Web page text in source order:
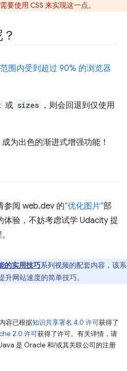
使用 CSS 来实现这一点。
围内受到超过 90% 的浏览器
或 sizes ，则会回退到仅使用
成为出色的渐进式增强功能！
参阅 web.dev 的“优化图片”部
体验，不妨考虑试学 Udacity 提
的实用技巧系列视频的配套内容，该系
网站速度的简单技巧。
容已根据知识共享署名 4.0 许可获得了
2.0 许可获得了许可。有关详情，请
是 Oracle 和/或其关联公司的注册